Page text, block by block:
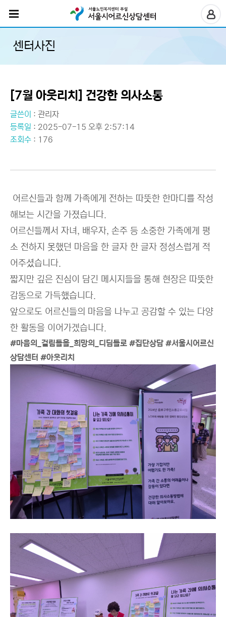
센터사진
[7월 아웃리치] 건강한 의사소통
글쓴이 : 관리자
등록일 : 2025-07-15 오후 2:57:14
조회수 : 176
어르신들과 함께 가족에게 전하는 따뜻한 한마디를 작성
해보는 시간을 가졌습니다.
어르신들께서 자녀, 배우자, 손주 등 소중한 가족에게 평
소 전하지 못했던 마음을 한 글자 한 글자 정성스럽게 적
어주셨습니다.
짧지만 깊은 진심이 담긴 메시지들을 통해 현장은 따뜻한
감동으로 가득했습니다.
앞으로도 어르신들의 마음을 나누고 공감할 수 있는 다양
한 활동을 이어가겠습니다.
#마음의 걸림돌을 희망의 디딤돌로 #집단상담 #서울시어르신
상담센터 #아웃리치